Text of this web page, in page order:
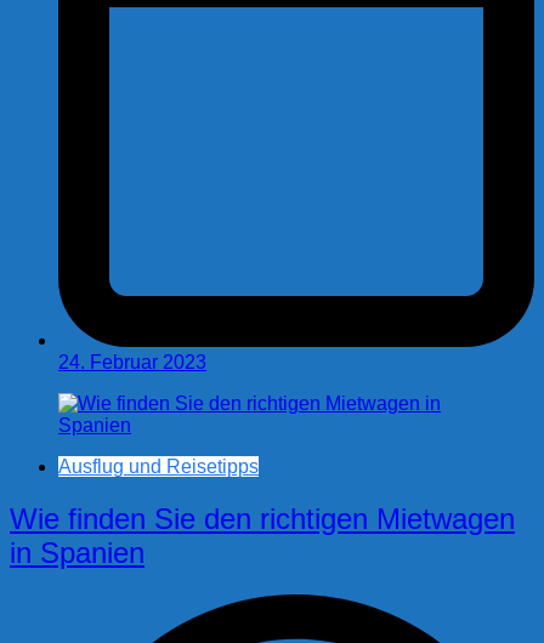
24. Februar 2023
Ausflug und Reisetipps
Wie finden Sie den richtigen Mietwagen
in Spanien